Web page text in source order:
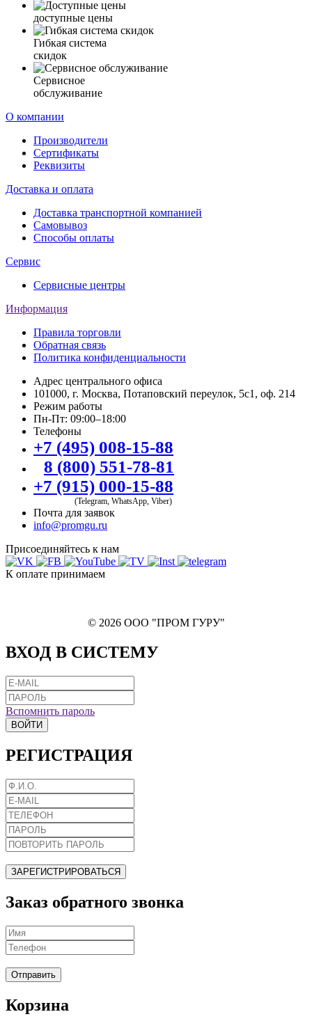
доступные цены
Гибкая система
скидок
Сервисное
обслуживание
О компании
Производители
Сертификаты
Реквизиты
Доставка и оплата
Доставка транспортной компанией
Самовывоз
Способы оплаты
Сервис
Сервисные центры
Информация
Правила торговли
Обратная связь
Политика конфиденциальности
Адрес центрального офиса
101000, г. Москва, Потаповский переулок, 5с1, оф. 214
Режим работы
Пн-Пт: 09:00–18:00
Телефоны
+7 (495) 008-15-88
8 (800) 551-78-81
+7 (915) 000-15-88
(Telegram, WhatsApp, Viber)
Почта для заявок
info@promgu.ru
Присоединяйтесь к нам
К оплате принимаем
© 2026 ООО "ПРОМ ГУРУ"
ВХОД В СИСТЕМУ
Вспомнить пароль
ВОЙТИ
РЕГИСТРАЦИЯ
ЗАРЕГИСТРИРОВАТЬСЯ
Заказ обратного звонка
Отправить
Корзина